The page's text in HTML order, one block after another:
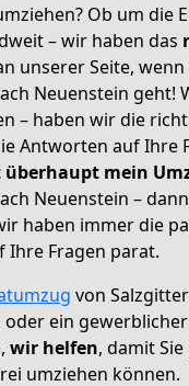
Ob um die
– wir haben das
unserer Seite,
Neuenstein geht!
– haben wir die
Antworten auf Ihre
mein
Neuenstein –
haben immer die
Ihre Fragen parat.
von
oder ein
wir helfen, damit
umziehen können.